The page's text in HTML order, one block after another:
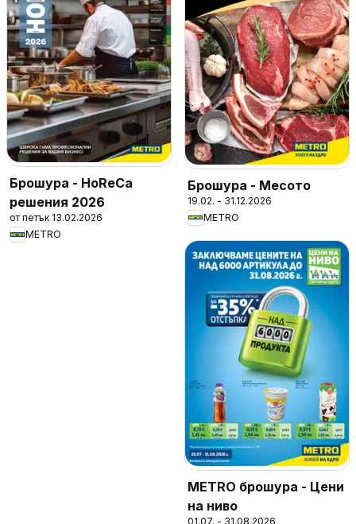
Брошура - HoReCa
решения 2026
от петък 13.02.2026
METRO
Брошура - Месото
19.02. - 31.12.2026
METRO
METRO брошура - Цени
на ниво
01.07. - 31.08.2026